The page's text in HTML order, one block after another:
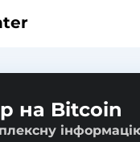
на Bitcoin